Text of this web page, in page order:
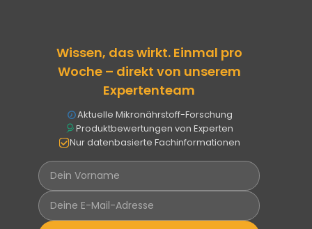
Wissen, das wirkt. Einmal pro
Woche – direkt von unserem
Expertenteam
Aktuelle Mikronährstoff-Forschung
Produktbewertungen von Experten
Nur datenbasierte Fachinformationen